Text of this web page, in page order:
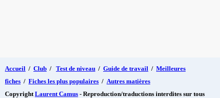
Accueil / Club / Test de niveau / Guide de travail / Meilleures
fiches / Fiches les plus populaires / Autres matières
Copyright Laurent Camus - Reproduction/traductions interdites sur tous